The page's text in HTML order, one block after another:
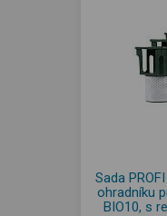
Sada
ohradníku
BIO10, s